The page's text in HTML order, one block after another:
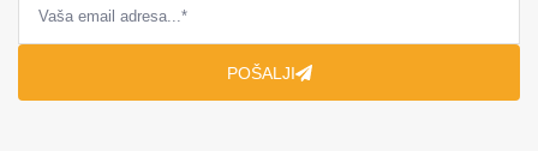
POŠALJI